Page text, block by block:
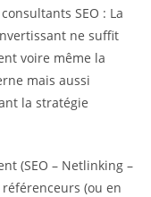
SEO : La
ne suffit
voire même la
mais aussi
la stratégie
(SEO – Netlinking –
(ou en